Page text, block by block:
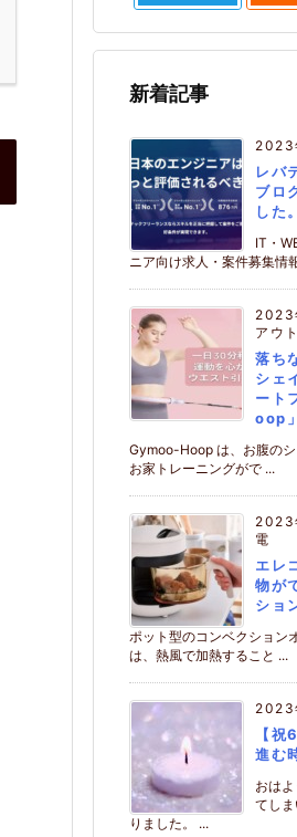
新着記事
2023
レバ
ブロ
した。
IT・
ニア向け求人・案件募集情
2023
アウ
落ち
シェ
ート
oop」
Gymoo-Hoop は、お腹の
お家トレーニングがで ...
2023
電
エレ
物が
ショ
ポット型のコンベクション
は、熱風で加熱すること ...
2023
【
進む
おは
てし
りました。 ...